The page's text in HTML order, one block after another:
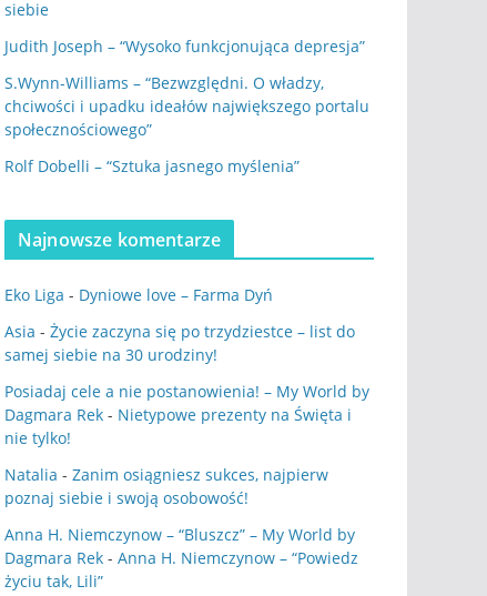
siebie
Judith Joseph – “Wysoko funkcjonująca depresja”
S.Wynn-Williams – “Bezwzględni. O władzy,
chciwości i upadku ideałów największego portalu
społecznościowego”
Rolf Dobelli – “Sztuka jasnego myślenia”
Najnowsze komentarze
Eko Liga - Dyniowe love – Farma Dyń
Asia - Życie zaczyna się po trzydziestce – list do
samej siebie na 30 urodziny!
Posiadaj cele a nie postanowienia! – My World by
Dagmara Rek - Nietypowe prezenty na Święta i
nie tylko!
Natalia - Zanim osiągniesz sukces, najpierw
poznaj siebie i swoją osobowość!
Anna H. Niemczynow – “Bluszcz” – My World by
Dagmara Rek - Anna H. Niemczynow – “Powiedz
życiu tak, Lili”